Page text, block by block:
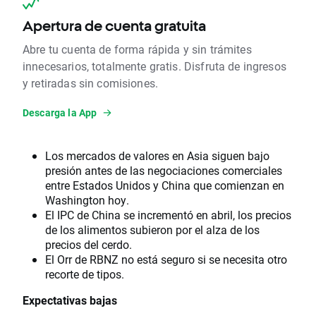
Apertura de cuenta gratuita
Abre tu cuenta de forma rápida y sin trámites
innecesarios, totalmente gratis. Disfruta de ingresos
y retiradas sin comisiones.
Descarga la App
Los mercados de valores en Asia siguen bajo
presión antes de las negociaciones comerciales
entre Estados Unidos y China que comienzan en
Washington hoy.
El IPC de China se incrementó en abril, los precios
de los alimentos subieron por el alza de los
precios del cerdo.
El Orr de RBNZ no está seguro si se necesita otro
recorte de tipos.
Expectativas bajas